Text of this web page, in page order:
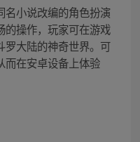
名小说改编的角色扮演
的操作，玩家可在游戏
罗大陆的神奇世界。可
而在安卓设备上体验